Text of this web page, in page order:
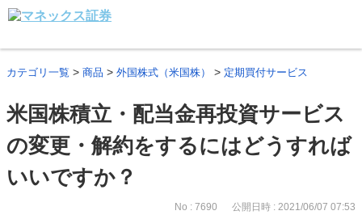
カテゴリ一覧 > 商品 > 外国株式（米国株） > 定期買付サービス
米国株積立・配当金再投資サービス
の変更・解約をするにはどうすれば
いいですか？
No : 7690 公開日時 : 2021/06/07 07:53